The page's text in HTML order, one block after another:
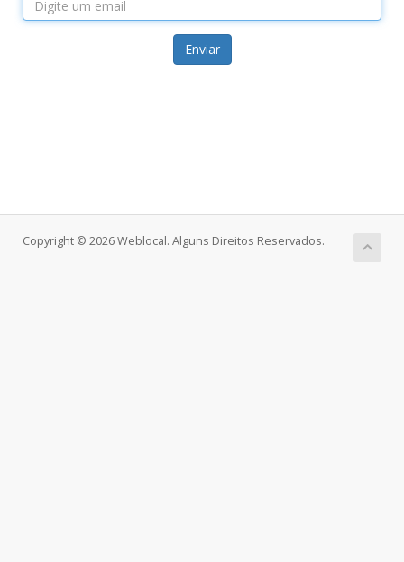
Enviar
Copyright © 2026 Weblocal. Alguns Direitos Reservados.